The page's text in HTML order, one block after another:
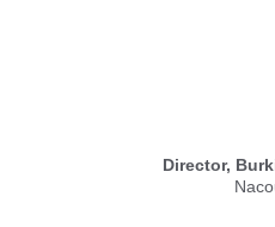
Director,